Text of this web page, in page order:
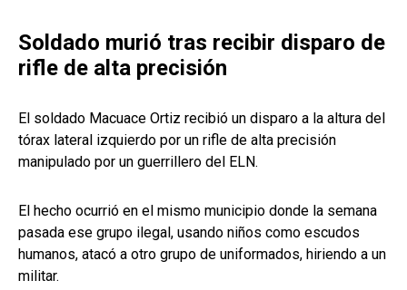
Soldado murió tras recibir disparo de
rifle de alta precisión
El soldado Macuace Ortiz recibió un disparo a la altura del
tórax lateral izquierdo por un rifle de alta precisión
manipulado por un guerrillero del ELN.
El hecho ocurrió en el mismo municipio donde la semana
pasada ese grupo ilegal, usando niños como escudos
humanos, atacó a otro grupo de uniformados, hiriendo a un
militar.